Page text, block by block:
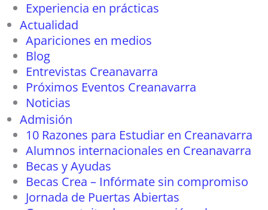
Experiencia en prácticas
Actualidad
Apariciones en medios
Blog
Entrevistas Creanavarra
Próximos Eventos Creanavarra
Noticias
Admisión
10 Razones para Estudiar en Creanavarra
Alumnos internacionales en Creanavarra
Becas y Ayudas
Becas Crea – Infórmate sin compromiso
Jornada de Puertas Abiertas